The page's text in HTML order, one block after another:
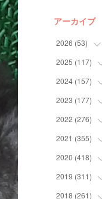
アーカイブ
2026 (53)
(1)
(5)
(7)
(11
(8)
(6)
(8)
( 7)
2025 (117)
(11
(12
(12
(13
(6)
(5)
(3)
2024 (157)
(13
(13
(10
(13
(11
(11
2023 (177)
(20
(10
(11
(13
(15
2022 (276)
(17
(16
(21
(21
2021 (355)
(19
(12
(16
2020 (418)
(44
(59
2019 (311)
(25
2018 (261)